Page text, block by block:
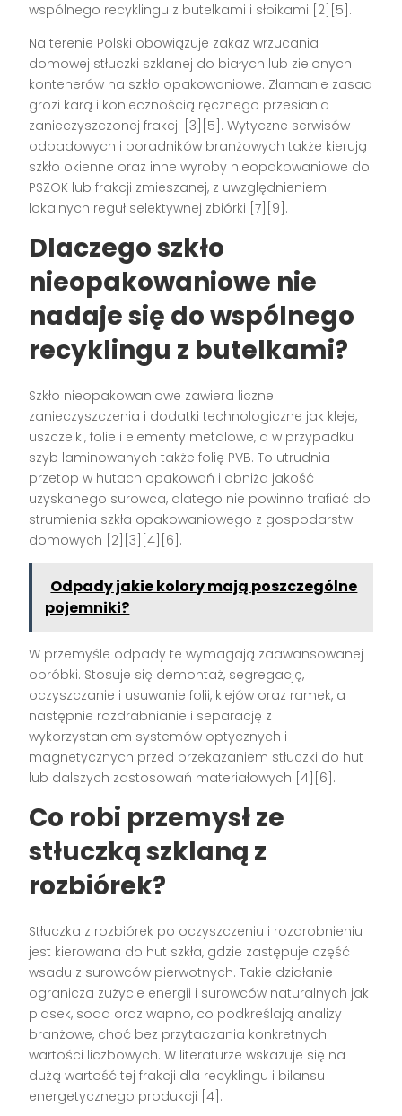
wspólnego recyklingu z butelkami i słoikami [2][5].
Na terenie Polski obowiązuje zakaz wrzucania
domowej stłuczki szklanej do białych lub zielonych
kontenerów na szkło opakowaniowe. Złamanie zasad
grozi karą i koniecznością ręcznego przesiania
zanieczyszczonej frakcji [3][5]. Wytyczne serwisów
odpadowych i poradników branżowych także kierują
szkło okienne oraz inne wyroby nieopakowaniowe do
PSZOK lub frakcji zmieszanej, z uwzględnieniem
lokalnych reguł selektywnej zbiórki [7][9].
Dlaczego szkło
nieopakowaniowe nie
nadaje się do wspólnego
recyklingu z butelkami?
Szkło nieopakowaniowe zawiera liczne
zanieczyszczenia i dodatki technologiczne jak kleje,
uszczelki, folie i elementy metalowe, a w przypadku
szyb laminowanych także folię PVB. To utrudnia
przetop w hutach opakowań i obniża jakość
uzyskanego surowca, dlatego nie powinno trafiać do
strumienia szkła opakowaniowego z gospodarstw
domowych [2][3][4][6].
Odpady jakie kolory mają poszczególne
pojemniki?
W przemyśle odpady te wymagają zaawansowanej
obróbki. Stosuje się demontaż, segregację,
oczyszczanie i usuwanie folii, klejów oraz ramek, a
następnie rozdrabnianie i separację z
wykorzystaniem systemów optycznych i
magnetycznych przed przekazaniem stłuczki do hut
lub dalszych zastosowań materiałowych [4][6].
Co robi przemysł ze
stłuczką szklaną z
rozbiórek?
Stłuczka z rozbiórek po oczyszczeniu i rozdrobnieniu
jest kierowana do hut szkła, gdzie zastępuje część
wsadu z surowców pierwotnych. Takie działanie
ogranicza zużycie energii i surowców naturalnych jak
piasek, soda oraz wapno, co podkreślają analizy
branżowe, choć bez przytaczania konkretnych
wartości liczbowych. W literaturze wskazuje się na
dużą wartość tej frakcji dla recyklingu i bilansu
energetycznego produkcji [4].